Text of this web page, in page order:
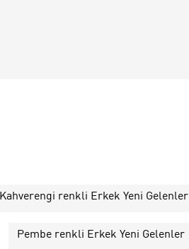
Kahverengi renkli Erkek Yeni Gelenler
Pembe renkli Erkek Yeni Gelenler